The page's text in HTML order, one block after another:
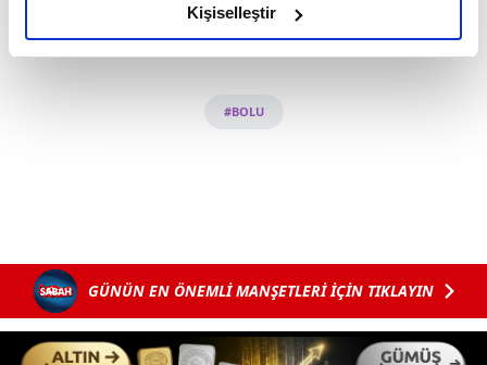
olduğunu ve sizlere en iyi içerikleri sunabilmek adına
elimizden gelen çabayı gösterdiğimizi ve bu noktada,
reklamların maliyetlerimizi karşılamak noktasında tek gelir
Sitemizde kendimize ve üçüncü kişilere ait çerezler
kullanılmaktadır. Bu çerezler vasıtasıyla çeşitli kişisel
verileriniz işlenmekte olup gerekli olan çerezler bilgi
toplumu hizmetlerinin sunulması amacıyla
Kişiselleştir
Serenay Korkusuz - Editör
#BOLU
GÜNÜN EN ÖNEMLİ MANŞETLERİ İÇİN TIKLAYIN